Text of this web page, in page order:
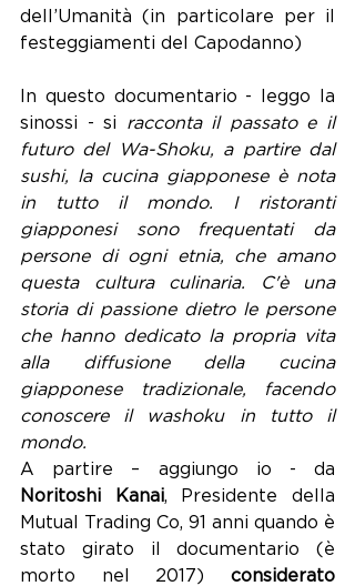
dell’Umanità (in particolare per il
festeggiamenti del Capodanno)
In questo documentario - leggo la
sinossi - si racconta il passato e il
futuro del Wa-Shoku, a partire dal
sushi, la cucina giapponese è nota
in tutto il mondo. I ristoranti
giapponesi sono frequentati da
persone di ogni etnia, che amano
questa cultura culinaria. C'è una
storia di passione dietro le persone
che hanno dedicato la propria vita
alla diffusione della cucina
giapponese tradizionale, facendo
conoscere il washoku in tutto il
mondo.
Noritoshi Kanai, Presidente della
Mutual Trading Co, 91 anni quando è
stato girato il documentario (è
morto nel 2017) considerato